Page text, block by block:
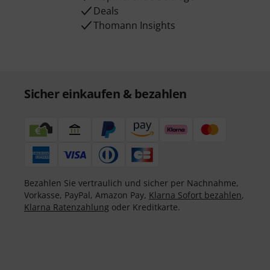
Deals
Thomann Insights
Sicher einkaufen & bezahlen
Bezahlen Sie vertraulich und sicher per Nachnahme,
Vorkasse, PayPal, Amazon Pay, Klarna Sofort bezahlen,
Klarna Ratenzahlung oder Kreditkarte.